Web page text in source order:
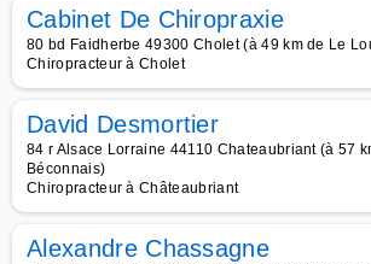
Cabinet De Chiropraxie
80 bd Faidherbe 49300 Cholet (à 49 km de Le
Chiropracteur à Cholet
David Desmortier
84 r Alsace Lorraine 44110 Chateaubriant (à 57
Béconnais)
Chiropracteur à Châteaubriant
Alexandre Chassagne